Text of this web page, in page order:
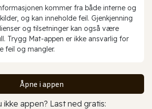
kommer fra både interne og
og kan inneholde feil. Gjenkjenning
og tilsetninger kan også være
Trygg Mat-appen er ikke ansvarlig for
feil og mangler.
Åpne i appen
ikke appen? Last ned gratis: